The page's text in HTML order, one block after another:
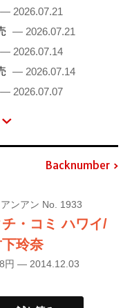
— 2026.07.21
— 2026.07.21
— 2026.07.14
— 2026.07.14
— 2026.07.07
Backnumber
ンアン No. 1933
チ・コミ ハワイ/
玲奈
円 — 2014.12.03